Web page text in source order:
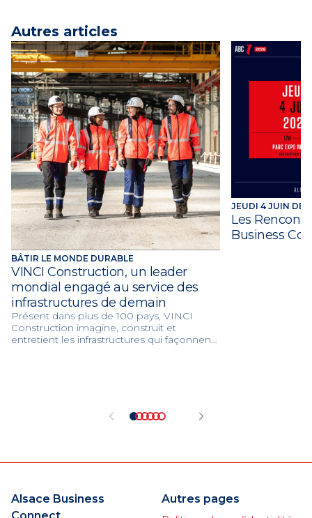
Autres articles
BÂTIR LE MONDE DURABLE
VINCI Construction, un leader
mondial engagé au service des
infrastructures de demain
Présent dans plus de 100 pays, VINCI
Construction imagine, construit et
entretient les infrastructures qui façonnent
transition environnementale.
JEUDI 4 JUIN DE
Les
Business
Alsace Business
Autres pages